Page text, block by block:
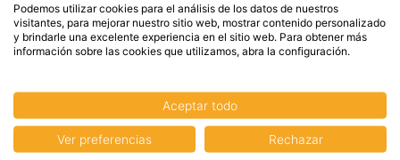
Podemos utilizar cookies para el análisis de los datos de nuestros
visitantes, para mejorar nuestro sitio web, mostrar contenido personalizado
y brindarle una excelente experiencia en el sitio web. Para obtener más
información sobre las cookies que utilizamos, abra la configuración.
Aceptar todo
Ver preferencias Rechazar